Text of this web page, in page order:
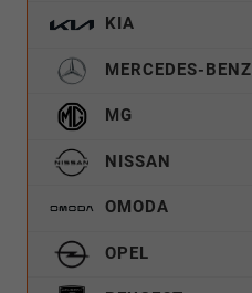
KIA
MERCEDES-BENZ
MG
NISSAN
OMODA
OPEL